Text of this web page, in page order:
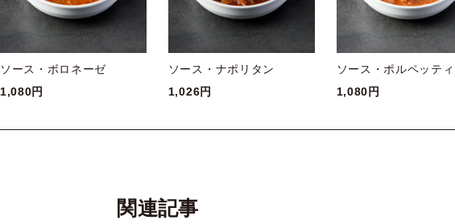
ソース・ボロネーゼ
1,080円
ソース・ナポリタン
1,026円
ソース・ポルペッテ
1,080円
関連記事